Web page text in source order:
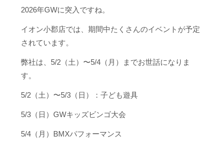
2026年GWに突入ですね。
イオン小郡店では、期間中たくさんのイベントが予定
されています。
弊社は、5/2（土）〜5/4（月）までお世話になりま
す。
5/2（土）〜5/3（日）：子ども遊具
5/3（日）GWキッズビンゴ大会
5/4（月）BMXパフォーマンス